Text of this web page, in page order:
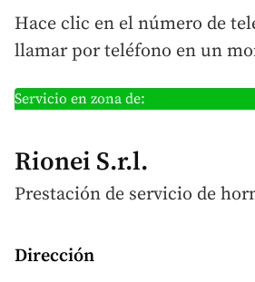
Hace clic en el número de
llamar por teléfono en un
Servicio en zona de:
Rionei S.r.l.
Prestación de servicio de
Dirección